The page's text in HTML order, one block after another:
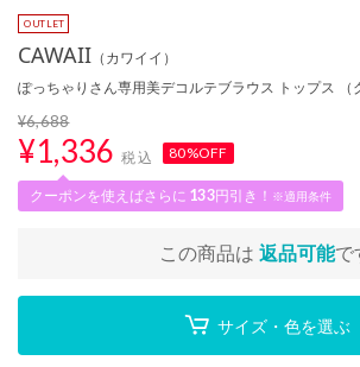
CAWAII （カワイイ）
ぽっちゃりさん専用美デコルテブラウス トップス （
¥6,688
¥1,336 税込 80%OFF
クーポンを使えばさらに 133円引き！ ※適用条件
この商品は 返品可能で
サイズ・色を選ぶ